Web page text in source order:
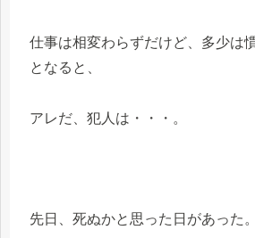
仕事は相変わらずだけど、多少は
となると、
アレだ、犯人は・・・。
先日、死ぬかと思った日があった。